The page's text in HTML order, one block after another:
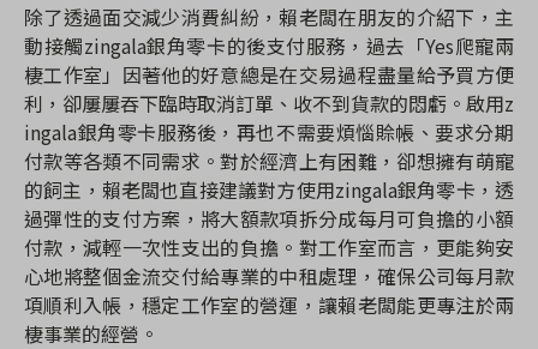
除了透過面交減少消費糾紛，賴老闆在朋友的介紹下，主
動接觸zingala銀角零卡的後支付服務，過去「Yes爬寵兩
棲工作室」因著他的好意總是在交易過程盡量給予買方便
利，卻屢屢吞下臨時取消訂單、收不到貨款的悶虧。啟用z
ingala銀角零卡服務後，再也不需要煩惱賒帳、要求分期
付款等各類不同需求。對於經濟上有困難，卻想擁有萌寵
的飼主，賴老闆也直接建議對方使用zingala銀角零卡，透
過彈性的支付方案，將大額款項拆分成每月可負擔的小額
付款，減輕一次性支出的負擔。對工作室而言，更能夠安
心地將整個金流交付給專業的中租處理，確保公司每月款
項順利入帳，穩定工作室的營運，讓賴老闆能更專注於兩
棲事業的經營。